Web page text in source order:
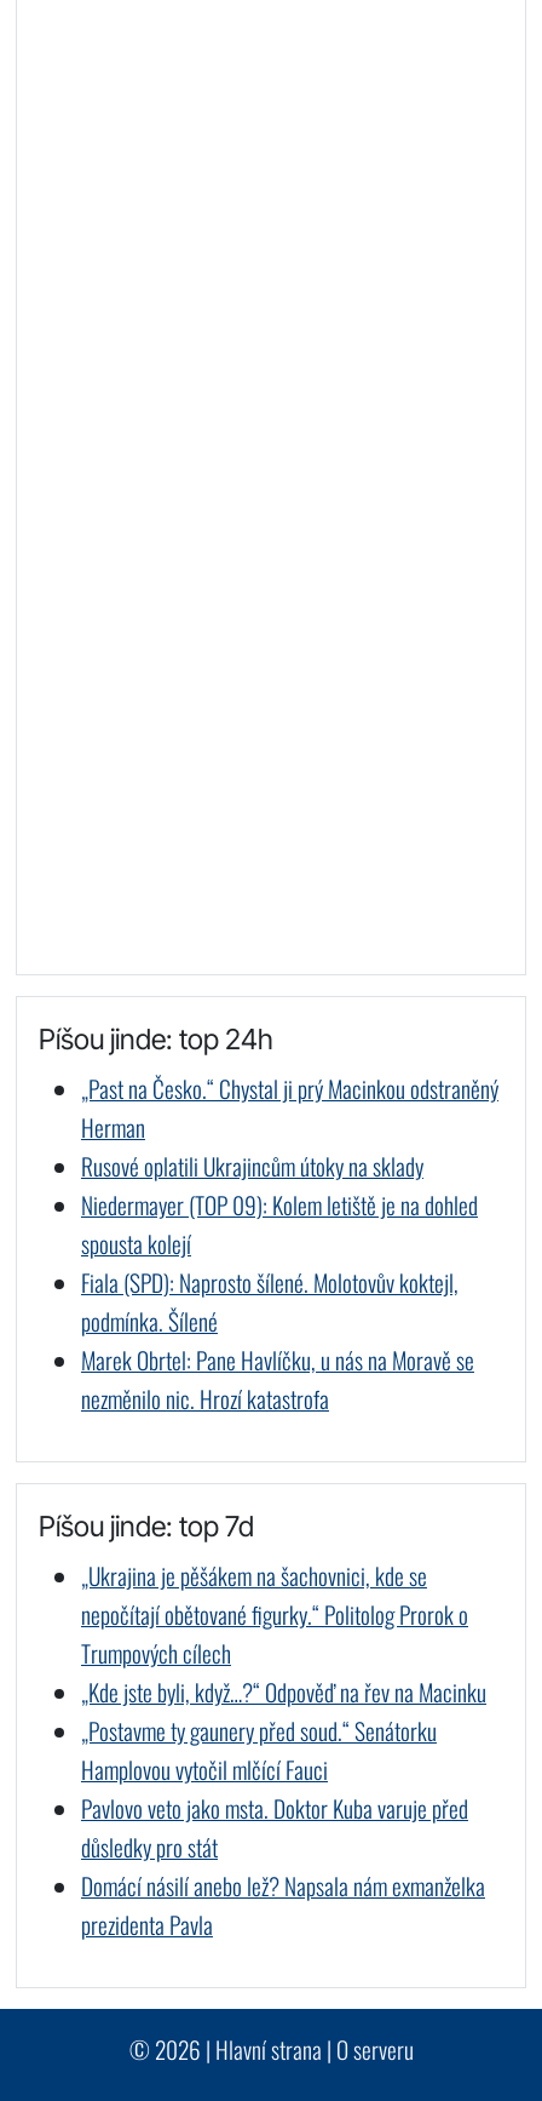
Píšou jinde: top 24h
„Past na Česko.“ Chystal ji prý Macinkou odstraněný
Herman
Rusové oplatili Ukrajincům útoky na sklady
Niedermayer (TOP 09): Kolem letiště je na dohled
spousta kolejí
Fiala (SPD): Naprosto šílené. Molotovův koktejl,
podmínka. Šílené
Marek Obrtel: Pane Havlíčku, u nás na Moravě se
nezměnilo nic. Hrozí katastrofa
Píšou jinde: top 7d
„Ukrajina je pěšákem na šachovnici, kde se
nepočítají obětované figurky.“ Politolog Prorok o
Trumpových cílech
„Kde jste byli, když…?“ Odpověď na řev na Macinku
„Postavme ty gaunery před soud.“ Senátorku
Hamplovou vytočil mlčící Fauci
Pavlovo veto jako msta. Doktor Kuba varuje před
důsledky pro stát
Domácí násilí anebo lež? Napsala nám exmanželka
prezidenta Pavla
© 2026 | Hlavní strana | O serveru